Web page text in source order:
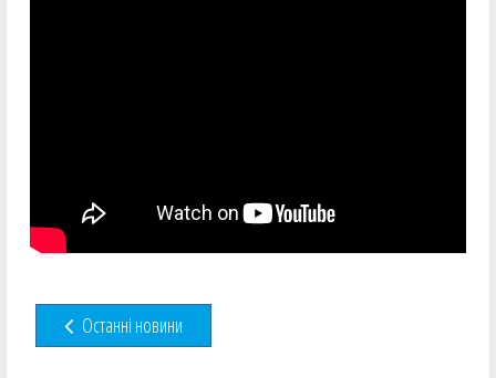
Останні новини